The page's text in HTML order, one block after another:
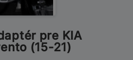
pre KIA
(15-21)